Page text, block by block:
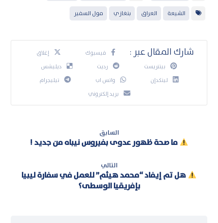
الشيعة العراق بنغازي مول السفير
فيسبوك
إغلاق
بينتريست
رديت
ديليشس
لينكدإن
واتس اب
تيليجرام
بريد إلكتروني
السابق
ما صحة ظهور عدوى بفيروس نيباه من جديد !
التالي
هل تم إيفاد “محمد هيثم” للعمل في سفارة ليبيا
بإفريقيا الوسطى؟